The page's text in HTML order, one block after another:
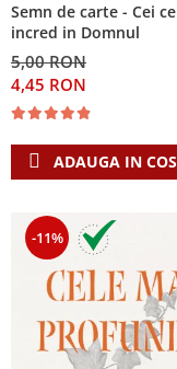
Semn de carte - Cei
incred in Domnul
5,00 RON
4,45 RON
ADAUGA IN COS
-11%